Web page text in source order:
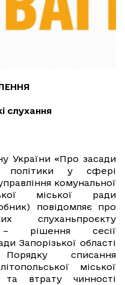
слухання
«Про засади
політики у сфері
комунальної
міської ради
повідомляє про
слуханьпроєкту
– рішення сесії
Запорізької області
списання
міської
та втрату чинності